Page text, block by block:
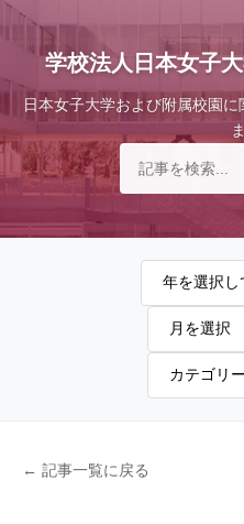
学校法人日本女子
日本女子大学および附属校園
← 記事一覧に戻る